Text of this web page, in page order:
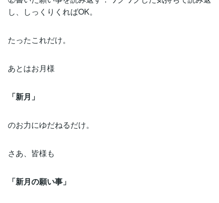
し、しっくりくればOK。
たったこれだけ。
あとはお月様
「新月」
のお力にゆだねるだけ。
さあ、皆様も
「新月の願い事」